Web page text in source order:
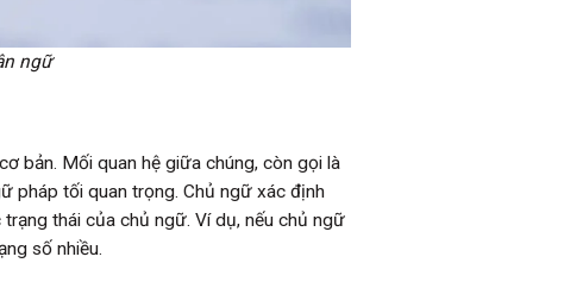
ngữ
cơ bản. Mối quan hệ giữa chúng, còn gọi là
pháp tối quan trọng. Chủ ngữ xác định
thái của chủ ngữ. Ví dụ, nếu chủ ngữ
số nhiều.